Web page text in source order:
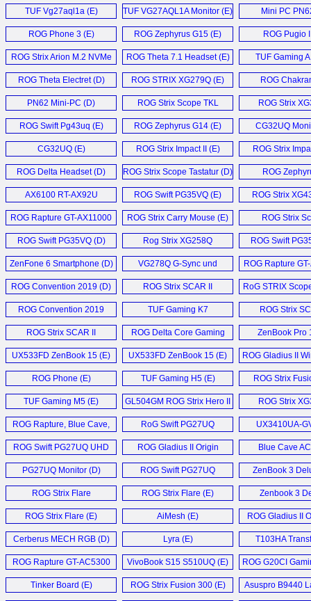
Monitor (E)
TUF Vg27aql1a (E) TUF VG27AQL1A Monitor (E) Mini PC
ROG Phone 3 (E) ROG Zephyrus G15 (E) ROG Pugio
ROG Strix Arion M.2 NVMe
SSD Enclosure (E)
ROG Theta 7.1 Headset (E) TUF Gaming
ROG Theta Electret (D) ROG STRIX XG279Q (E) ROG
PN62 Mini-PC (D)
ROG Strix Scope TKL
Deluxe (E)
ROG Strix
Monitor
ROG Swift Pg43uq (E)
ROG Zephyrus G14 (E) CG32UQ
CG32UQ (E) ROG Strix Impact II (E) ROG Strix
ROG Delta Headset (D) ROG Strix Scope Tastatur (D)
ROG
GX502GW
AX6100 RT-AX92U
Router (D)
ROG Swift PG35VQ (E) ROG Strix
ROG Rapture GT-AX11000
Router (E)
ROG Strix Carry Mouse (E)
ROG Strix
G531GW
ROG Swift PG35VQ (D)
Rog Strix XG258Q
Monitor (D)
ROG Swift
ZenFone 6 Smartphone (D)
VG278Q G-Sync und
Freesync Gaming
Monitor (D)
ROG Rapture
Router
ROG Convention 2019 (D)
ROG Strix SCAR II
Notebook (E)
RoG STRIX
ROG Convention 2019
Coverage (E)
TUF Gaming K7
Keyboard (E)
ROG Strix
GL504GV
ROG Strix SCAR II
Laptop (E)
ROG Delta Core Gaming
Headset (E)
ZenBook Pro
UX533FD ZenBook 15 (E) UX533FD ZenBook 15 (E) ROG Gladius II
ROG Phone (E) TUF Gaming H5 (E)
ROG Strix
Headset
TUF Gaming M5 (E)
GL504GM ROG Strix Hero II
Laptop (E)
ROG Strix
Monitor
ROG Rapture, Blue Cave,
and Lyra Trio (E)
RoG Swift PG27UQ
Monitor (E)
UX3410UA-
Notebook
ROG Swift PG27UQ UHD
Gaming Monitor (D)
ROG Gladius II Origin
Mouse (E)
Blue Cave
Router
PG27UQ Monitor (D)
ROG Swift PG27UQ
Monitor (E)
ZenBook 3
ROG Strix Flare
Keyboard (E)
ROG Strix Flare (E)
Zenbook 3
UX490
ROG Strix Flare (E)
AiMesh (E) ROG Gladius II
Cerberus MECH RGB (D) Lyra (E)
T103HA
Mini (D)
ROG Rapture GT-AC5300
Router (D)
VivoBook S15 S510UQ (E) ROG G20CI
Tinker Board (E) ROG Strix Fusion 300 (E) Asuspro B9440